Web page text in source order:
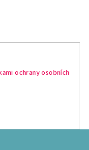
ochrany osobních